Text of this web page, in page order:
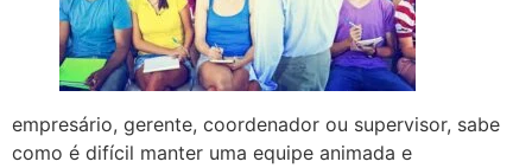
empresário, gerente, coordenador ou supervisor, sabe
como é difícil manter uma equipe animada e